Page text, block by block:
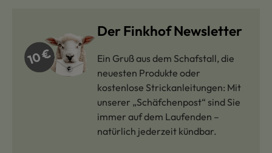
Der Finkhof Newsletter
Ein Gruß aus dem Schafstall, die
neuesten Produkte oder
kostenlose Strickanleitungen: Mit
unserer „Schäfchenpost“ sind Sie
immer auf dem Laufenden –
natürlich jederzeit kündbar.